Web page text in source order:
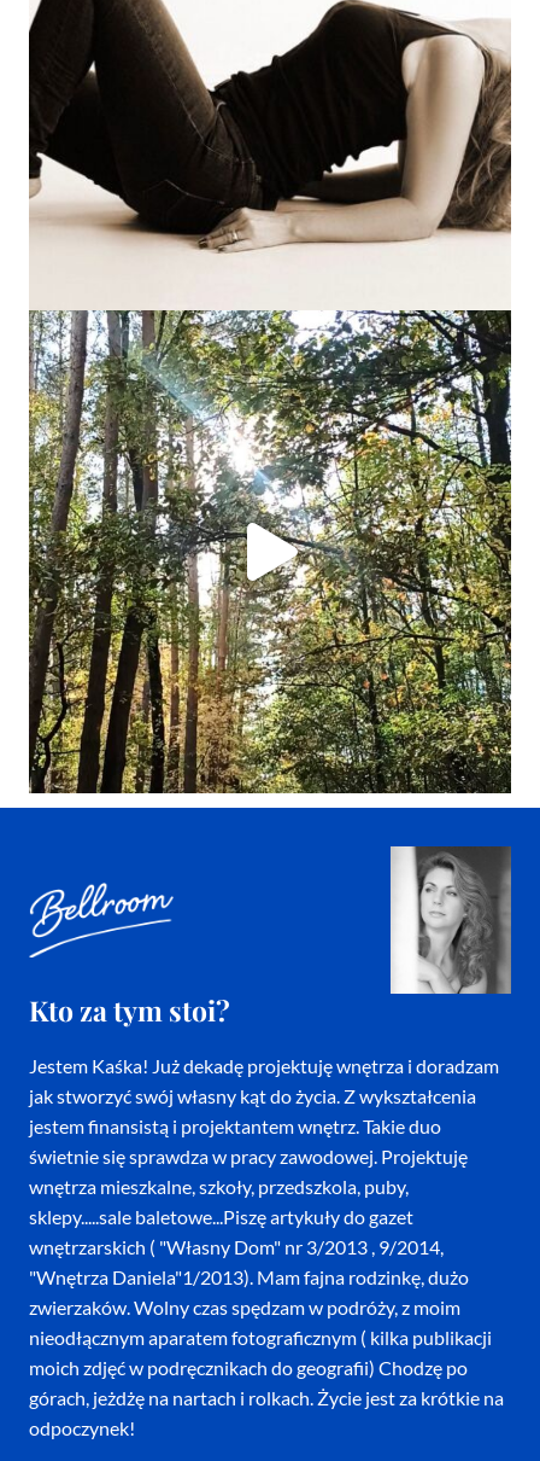
Kto za tym stoi?
Jestem Kaśka! Już dekadę projektuję wnętrza i doradzam
jak stworzyć swój własny kąt do życia. Z wykształcenia
jestem finansistą i projektantem wnętrz. Takie duo
świetnie się sprawdza w pracy zawodowej. Projektuję
wnętrza mieszkalne, szkoły, przedszkola, puby,
sklepy.....sale baletowe...Piszę artykuły do gazet
wnętrzarskich ( "Własny Dom" nr 3/2013 , 9/2014,
"Wnętrza Daniela"1/2013). Mam fajna rodzinkę, dużo
zwierzaków. Wolny czas spędzam w podróży, z moim
nieodłącznym aparatem fotograficznym ( kilka publikacji
moich zdjęć w podręcznikach do geografii) Chodzę po
górach, jeżdżę na nartach i rolkach. Życie jest za krótkie na
odpoczynek!